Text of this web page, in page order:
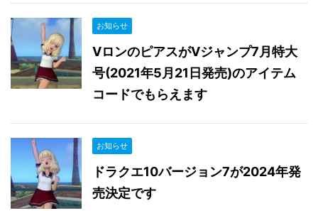
お知らせ
VロンのピアスがVジャンプ7月特大
号(2021年5月21日発売)のアイテム
コードでもらえます
お知らせ
ドラクエ10バージョン7が2024年発
売決定です